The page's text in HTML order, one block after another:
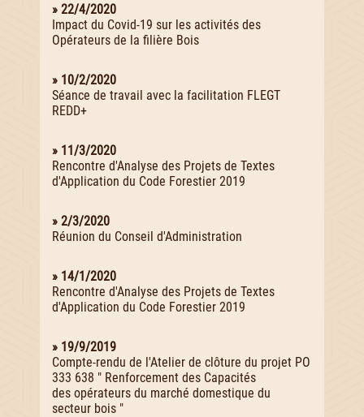
» 22/4/2020
Impact du Covid-19 sur les activités des
Opérateurs de la filière Bois
» 10/2/2020
Séance de travail avec la facilitation FLEGT
REDD+
» 11/3/2020
Rencontre d'Analyse des Projets de Textes
d'Application du Code Forestier 2019
» 2/3/2020
Réunion du Conseil d'Administration
» 14/1/2020
Rencontre d'Analyse des Projets de Textes
d'Application du Code Forestier 2019
» 19/9/2019
Compte-rendu de l'Atelier de clôture du projet PO
333 638 " Renforcement des Capacités
des opérateurs du marché domestique du
secteur bois "